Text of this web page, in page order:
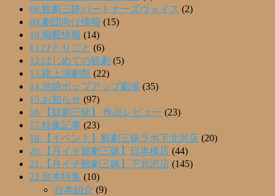
08.観劇三昧パートナーズヴォイス (2)
09.劇団向け情報 (15)
10.掲載情報 (14)
11.ひとりごと (6)
12.はじめての観劇 (5)
13.路上演劇祭 (22)
14.池袋ポップアップ劇場 (35)
15.お知らせ (97)
16.【観劇三昧】 作品レビュー (23)
17.特集記事 (23)
18.【イベント】観劇三昧ラボ下北沢店 (20)
20.【月イチ観劇三昧】日本橋店 (44)
21.【月イチ観劇三昧】下北沢店 (145)
22.台本特集 (10)
台本紹介 (9)